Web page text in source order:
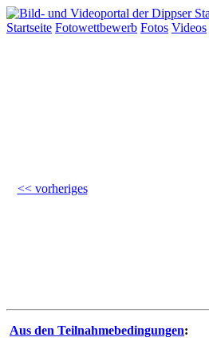
Startseite Fotowettbewerb Fotos Videos
<< vorheriges
Aus den Teilnahmebedingungen: